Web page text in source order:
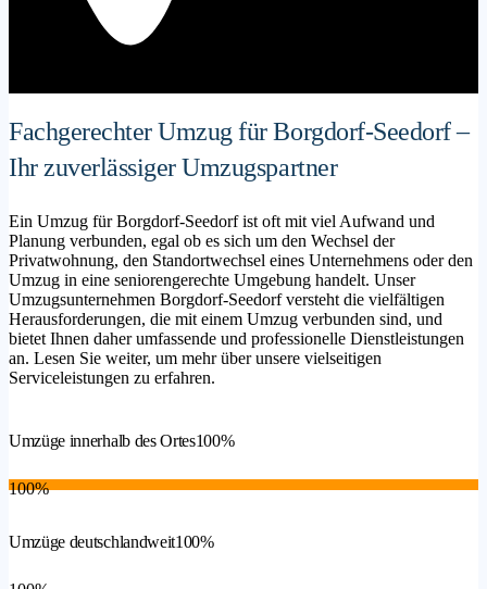
Fachgerechter Umzug für Borgdorf-Seedorf –
Ihr zuverlässiger Umzugspartner
Ein Umzug für Borgdorf-Seedorf ist oft mit viel Aufwand und
Planung verbunden, egal ob es sich um den Wechsel der
Privatwohnung, den Standortwechsel eines Unternehmens oder den
Umzug in eine seniorengerechte Umgebung handelt. Unser
Umzugsunternehmen Borgdorf-Seedorf versteht die vielfältigen
Herausforderungen, die mit einem Umzug verbunden sind, und
bietet Ihnen daher umfassende und professionelle Dienstleistungen
an. Lesen Sie weiter, um mehr über unsere vielseitigen
Serviceleistungen zu erfahren.
Umzüge innerhalb des Ortes100%
100%
Umzüge deutschlandweit100%